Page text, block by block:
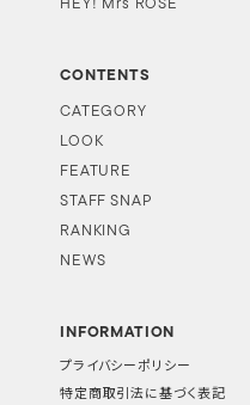
HEY! Mrs ROSE
CONTENTS
CATEGORY
LOOK
FEATURE
STAFF SNAP
RANKING
NEWS
INFORMATION
プライバシーポリシー
特定商取引法に基づく表記